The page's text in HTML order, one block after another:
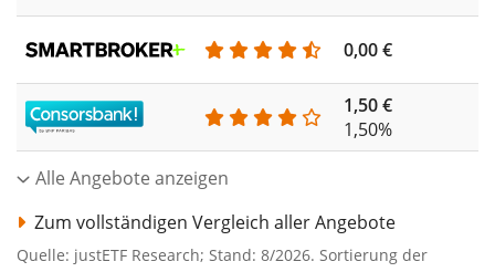
0,00 €
1,50 €
1,50%
Alle Angebote anzeigen
Zum vollständigen Vergleich aller Angebote
Quelle: justETF Research; Stand: 8/2026. Sortierung der